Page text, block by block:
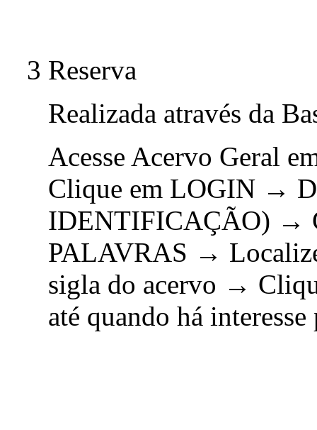
3 Reserva
Realizada através da
Acesse Acervo Geral
Clique em LOGIN →
IDENTIFICAÇÃO) →
PALAVRAS →
sigla do acervo →
até quando há